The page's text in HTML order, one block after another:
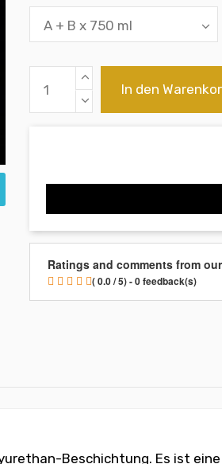
In den
Ratings and comments from
( 0.0 / 5) - 0 feedback(s)
Beschichtung. Es ist